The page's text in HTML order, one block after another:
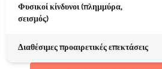
Φυσικοί κίνδυνοι (πλημμύρα,
σεισμός)
Διαθέσιμες προαιρετικές επεκτάσεις